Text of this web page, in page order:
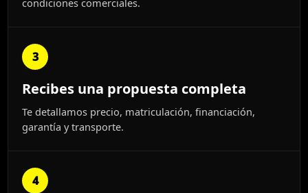
3
Recibes una propuesta completa
Te detallamos precio, matriculación, financiación,
garantía y transporte.
4